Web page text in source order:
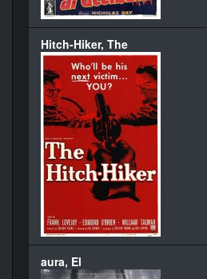
Hitch-Hiker, The
aura, El